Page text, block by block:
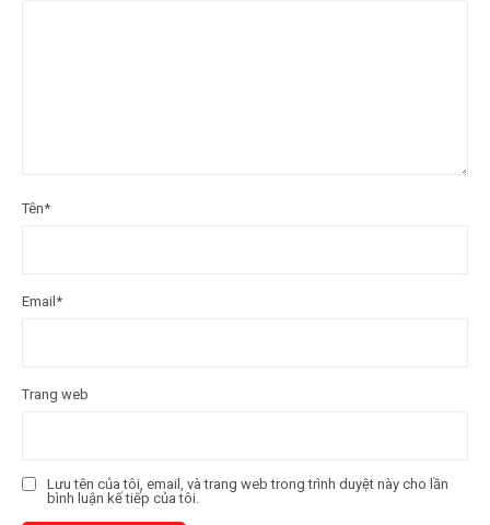
Tên*
Email *
Trang web
Lưu tên của tôi, email, và trang web trong trình duyệt này cho lần
bình luận kế tiếp của tôi.